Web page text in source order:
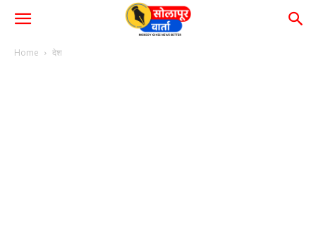
Home देश